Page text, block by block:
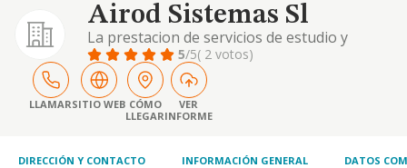
Airod Sistemas Sl
La prestacion de servicios de estudio y
analisis de procesos para su tratamiento
informatico, programacion y mantenimiento
de equipos electronicos, redes, telefonia,
maquinas de oficina, etc.
5/5( 2 votos)
LLAMARSITIO WEB CÓMO
LLEGAR
VER
INFORME
DIRECCIÓN Y CONTACTO INFORMACIÓN GENERAL DATOS